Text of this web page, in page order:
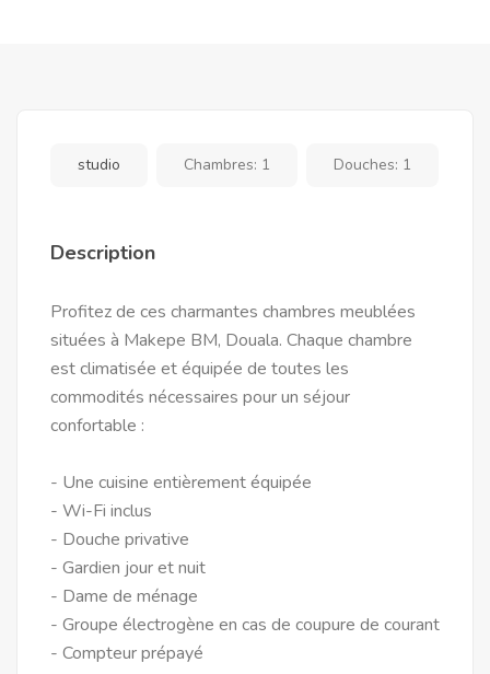
studio Chambres: 1 Douches: 1
Description
Profitez de ces charmantes chambres meublées
situées à Makepe BM, Douala. Chaque chambre
est climatisée et équipée de toutes les
commodités nécessaires pour un séjour
confortable :
- Une cuisine entièrement équipée
- Wi-Fi inclus
- Douche privative
- Gardien jour et nuit
- Dame de ménage
- Groupe électrogène en cas de coupure de courant
- Compteur prépayé